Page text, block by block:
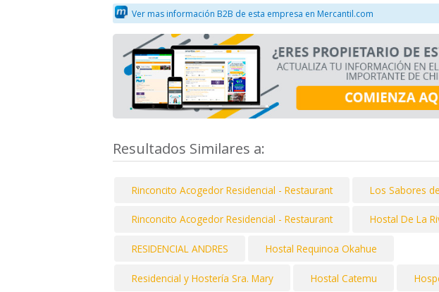
Ver mas información B2B de esta empresa en Mercantil.com
Resultados Similares a:
Rinconcito Acogedor Residencial - Restaurant Los Sabores
Rinconcito Acogedor Residencial - Restaurant Hostal De La
RESIDENCIAL ANDRES Hostal Requinoa Okahue
Residencial y Hostería Sra. Mary Hostal Catemu